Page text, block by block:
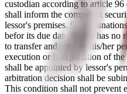
custodian according to article
shall inform the competent
lessor's premises. 9 Te
befor its due date, lessee has
to transfer and process his/her
execution or interpretation of
shall be appointed by lessor's
arbitration decision shall be
This condition shall not prevent